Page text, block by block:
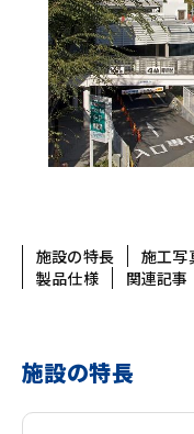
施設の特長 施工写
製品仕様
関連記事
施設の特長